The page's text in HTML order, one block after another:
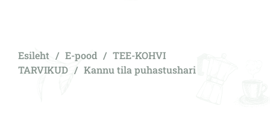
Esileht / E-pood / TEE-KOHVI
TARVIKUD / Kannu tila puhastushari